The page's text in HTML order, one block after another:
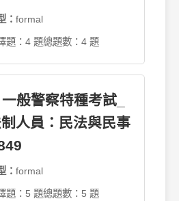
： formal
題：4 題總題數：4 題
般警察特種考試_
人員：民法與民事
： formal
題：5 題總題數：5 題